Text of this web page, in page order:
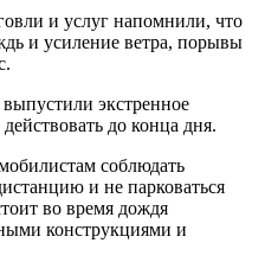
и услуг напомнили, что
и усиление ветра, порывы
экстренное
до конца дня.
соблюдать
и не парковаться
во время дождя
конструкциями и